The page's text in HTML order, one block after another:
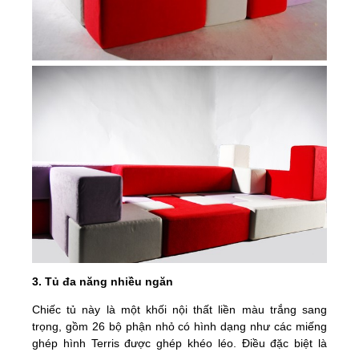
3. Tủ đa năng nhiều ngăn
Chiếc tủ này là một khối nội thất liền màu trắng sang
trọng, gồm 26 bộ phận nhỏ có hình dạng như các miếng
ghép hình Terris được ghép khéo léo. Điều đặc biệt là